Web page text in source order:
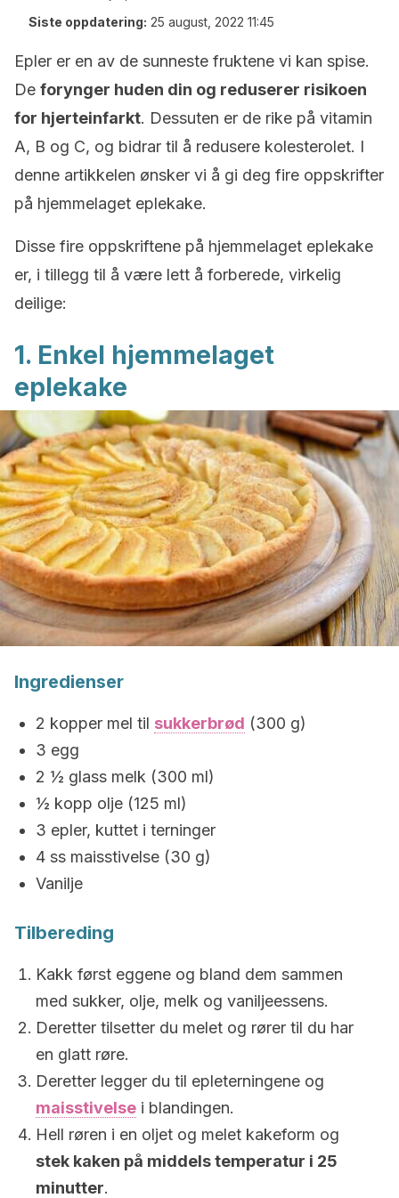
Siste oppdatering: 25 august, 2022 11:45
Epler er en av de sunneste fruktene vi kan spise.
De forynger huden din og reduserer risikoen
for hjerteinfarkt. Dessuten er de rike på vitamin
A, B og C, og bidrar til å redusere kolesterolet. I
denne artikkelen ønsker vi å gi deg fire oppskrifter
på hjemmelaget eplekake.
Disse fire oppskriftene på hjemmelaget eplekake
er, i tillegg til å være lett å forberede, virkelig
deilige:
1. Enkel hjemmelaget
eplekake
Ingredienser
2 kopper mel til sukkerbrød (300 g)
3 egg
2 ½ glass melk (300 ml)
½ kopp olje (125 ml)
3 epler, kuttet i terninger
4 ss maisstivelse (30 g)
Vanilje
Tilbereding
Kakk først eggene og bland dem sammen
med sukker, olje, melk og vaniljeessens.
Deretter tilsetter du melet og rører til du har
en glatt røre.
Deretter legger du til epleterningene og
maisstivelse i blandingen.
Hell røren i en oljet og melet kakeform og
stek kaken på middels temperatur i 25
minutter.